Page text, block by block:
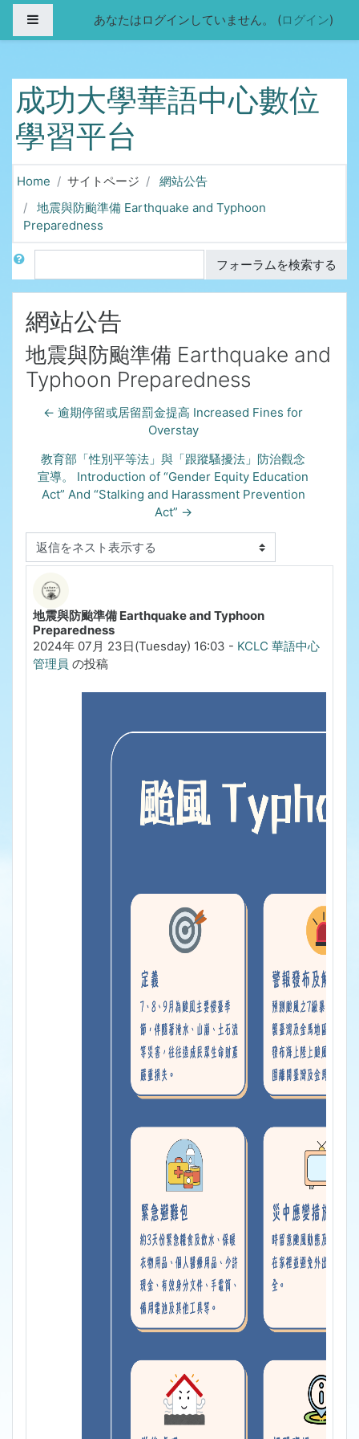
メインコンテンツへスキップする
サイドパネルあなたはログインしていません。 (ログイン)
成功大學華語中心數位
學習平台
Home サイトページ
網站公告
地震與防颱準備 Earthquake and Typhoon
Preparedness
検索 フォーラムを検索する
網站公告
地震與防颱準備 Earthquake and
Typhoon Preparedness
← 逾期停留或居留罰金提高 Increased Fines for
Overstay
教育部「性別平等法」與「跟蹤騷擾法」防治觀念
宣導。 Introduction of “Gender Equity Education
Act” And “Stalking and Harassment Prevention
Act” →
表示モード
地震與防颱準備 Earthquake and Typhoon
Preparedness
2024年 07月 23日(Tuesday) 16:03 - KCLC 華語中心
管理員 の投稿
返信数: 0